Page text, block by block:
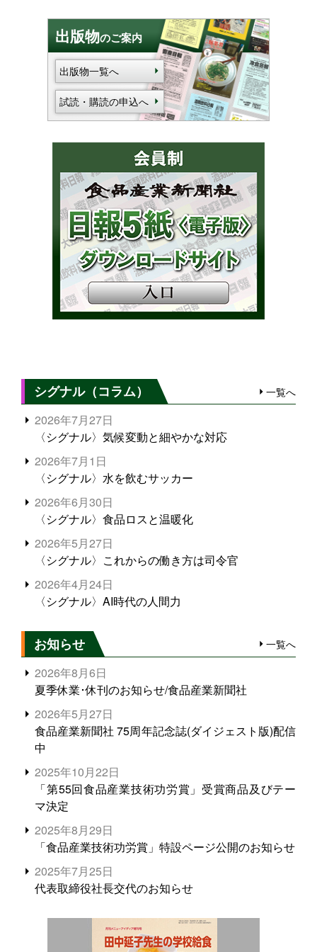
出版物のご案内
出版物一覧へ
試読・購読の申込へ
シグナル（コラム） 一覧へ
2026年7月27日
〈シグナル〉気候変動と細やかな対応
2026年7月1日
〈シグナル〉水を飲むサッカー
2026年6月30日
〈シグナル〉食品ロスと温暖化
2026年5月27日
〈シグナル〉これからの働き方は司令官
2026年4月24日
〈シグナル〉AI時代の人間力
お知らせ 一覧へ
2026年8月6日
夏季休業･休刊のお知らせ/食品産業新聞社
2026年5月27日
食品産業新聞社 75周年記念誌(ダイジェスト版)配信
中
2025年10月22日
「第55回食品産業技術功労賞」受賞商品及びテー
マ決定
2025年8月29日
「食品産業技術功労賞」特設ページ公開のお知らせ
2025年7月25日
代表取締役社長交代のお知らせ